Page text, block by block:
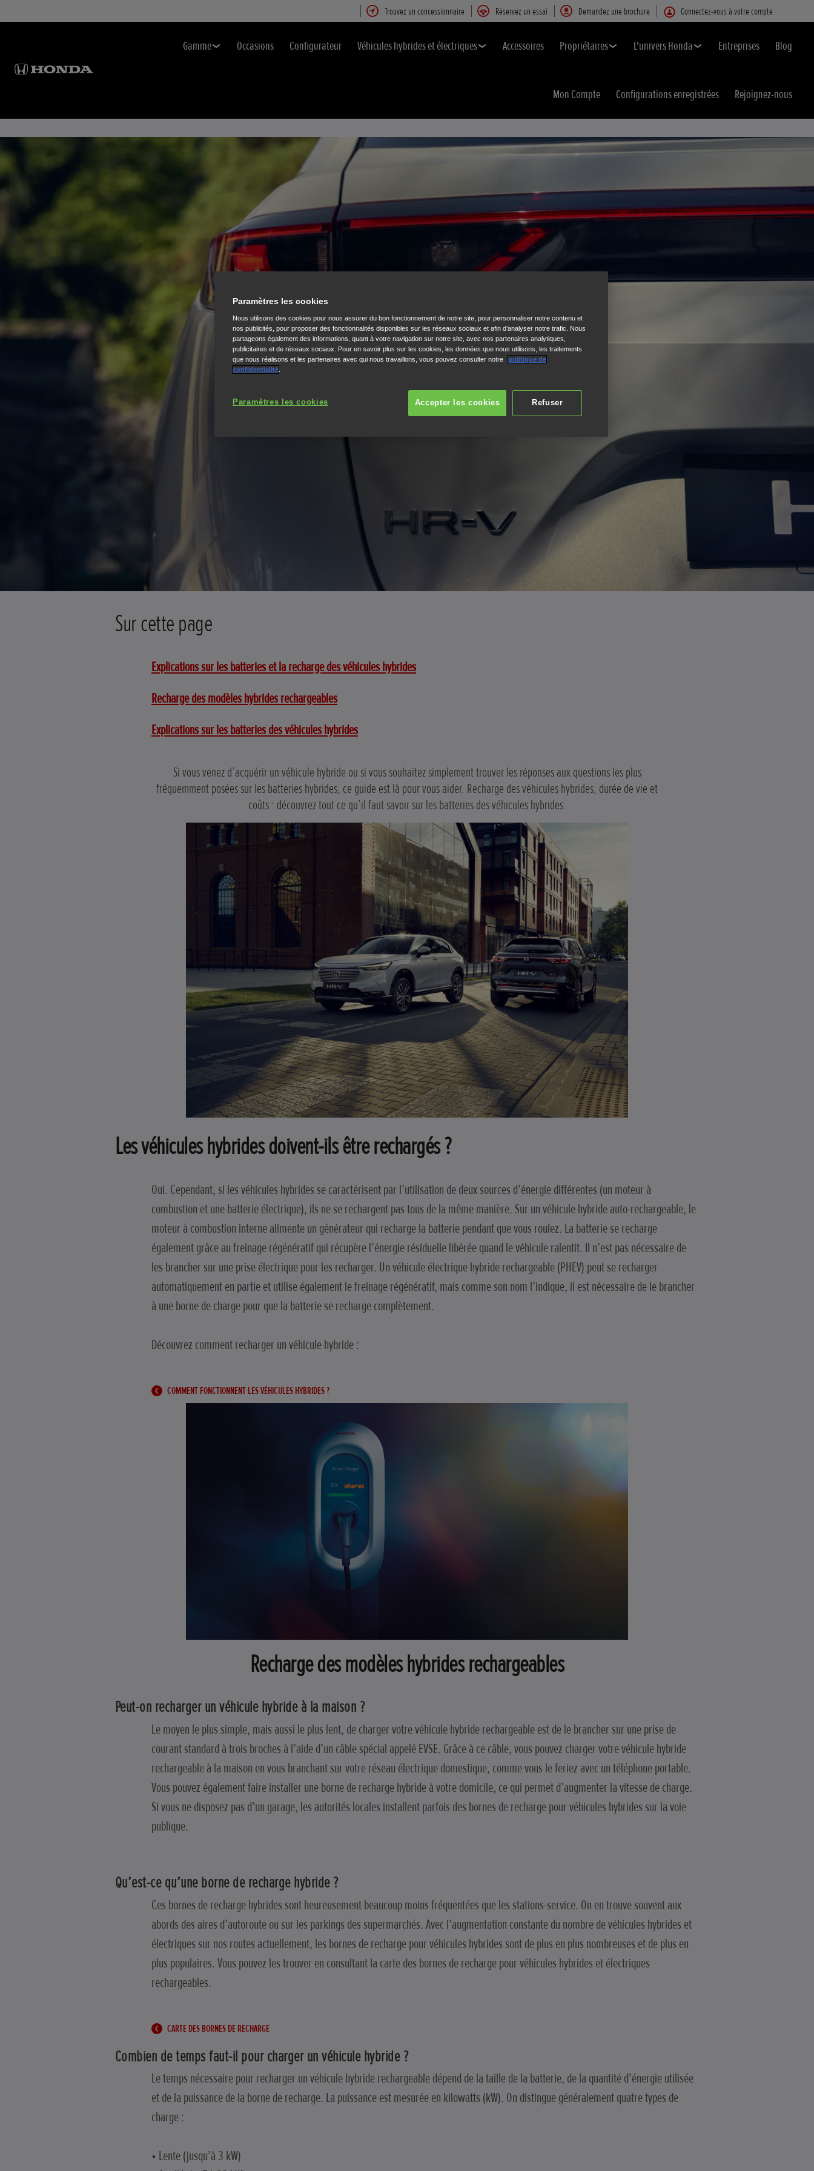
Trouvez un concessionnaire Réservez un essai Demandez une brochure Connectez-vous à votre compte
Gamme Occasions Configurateur Véhicules hybrides et électriques Accessoires Propriétaires L'univers Honda Entreprises Blog
Mon Compte Configurations enregistrées Rejoignez-nous
Explications sur les
batteries et la recharge
des véhicules hybrides
Sur cette page
Explications sur les batteries et la recharge des véhicules hybrides
Recharge des modèles hybrides rechargeables
Explications sur les batteries des véhicules hybrides
Si vous venez d’acquérir un véhicule hybride ou si vous souhaitez simplement trouver les réponses aux questions les plus
fréquemment posées sur les batteries hybrides, ce guide est là pour vous aider. Recharge des véhicules hybrides, durée de vie et
coûts : découvrez tout ce qu’il faut savoir sur les batteries des véhicules hybrides.
Les véhicules hybrides doivent-ils être rechargés ?
Oui. Cependant, si les véhicules hybrides se caractérisent par l’utilisation de deux sources d’énergie différentes (un moteur à
combustion et une batterie électrique), ils ne se rechargent pas tous de la même manière. Sur un véhicule hybride auto-rechargeable, le
moteur à combustion interne alimente un générateur qui recharge la batterie pendant que vous roulez. La batterie se recharge
également grâce au freinage régénératif qui récupère l’énergie résiduelle libérée quand le véhicule ralentit. Il n’est pas nécessaire de
les brancher sur une prise électrique pour les recharger. Un véhicule électrique hybride rechargeable (PHEV) peut se recharger
automatiquement en partie et utilise également le freinage régénératif, mais comme son nom l’indique, il est nécessaire de le brancher
à une borne de charge pour que la batterie se recharge complètement.
Découvrez comment recharger un véhicule hybride :
COMMENT FONCTIONNENT LES VÉHICULES HYBRIDES ?
Recharge des modèles hybrides rechargeables
Peut-on recharger un véhicule hybride à la maison ?
Le moyen le plus simple, mais aussi le plus lent, de charger votre véhicule hybride rechargeable est de le brancher sur une prise de
courant standard à trois broches à l’aide d’un câble spécial appelé EVSE. Grâce à ce câble, vous pouvez charger votre véhicule hybride
rechargeable à la maison en vous branchant sur votre réseau électrique domestique, comme vous le feriez avec un téléphone portable.
Vous pouvez également faire installer une borne de recharge hybride à votre domicile, ce qui permet d’augmenter la vitesse de charge.
Si vous ne disposez pas d’un garage, les autorités locales installent parfois des bornes de recharge pour véhicules hybrides sur la voie
publique.
Qu’est-ce qu’une borne de recharge hybride ?
Ces bornes de recharge hybrides sont heureusement beaucoup moins fréquentées que les stations-service. On en trouve souvent aux
abords des aires d’autoroute ou sur les parkings des supermarchés. Avec l’augmentation constante du nombre de véhicules hybrides et
électriques sur nos routes actuellement, les bornes de recharge pour véhicules hybrides sont de plus en plus nombreuses et de plus en
plus populaires. Vous pouvez les trouver en consultant la carte des bornes de recharge pour véhicules hybrides et électriques
rechargeables.
CARTE DES BORNES DE RECHARGE
Combien de temps faut-il pour charger un véhicule hybride ?
Le temps nécessaire pour recharger un véhicule hybride rechargeable dépend de la taille de la batterie, de la quantité d’énergie utilisée
et de la puissance de la borne de recharge. La puissance est mesurée en kilowatts (kW). On distingue généralement quatre types de
charge :
• Lente (jusqu’à 3 kW)
Paramètres les cookies
Nous utilisons des cookies pour nous assurer du bon fonctionnement de notre site, pour personnaliser notre contenu et
nos publicités, pour proposer des fonctionnalités disponibles sur les réseaux sociaux et afin d’analyser notre trafic. Nous
partageons également des informations, quant à votre navigation sur notre site, avec nos partenaires analytiques,
publicitaires et de réseaux sociaux. Pour en savoir plus sur les cookies, les données que nous utilisons, les traitements
que nous réalisons et les partenaires avec qui nous travaillons, vous pouvez consulter notre
politique de
confidentialité
Refuser
Accepter les cookies
Paramètres les cookies